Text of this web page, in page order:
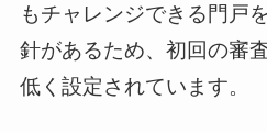
もチャレンジできる門戸
針があるため、初回の審
低く設定されています。